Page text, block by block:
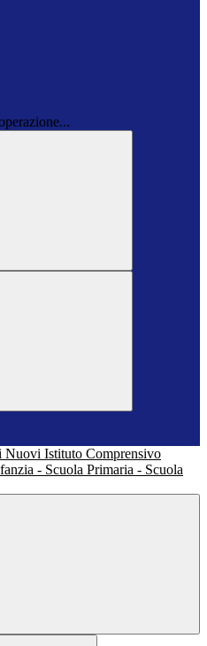
Istituto Comprensivo
- Scuola Primaria - Scuola